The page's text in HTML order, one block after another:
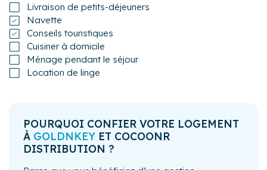
Livraison de petits-déjeuners
Navette
Conseils touristiques
Cuisiner à domicile
Ménage pendant le séjour
Location de linge
POURQUOI CONFIER VOTRE LOGEMENT
À GOLDNKEY ET COCOONR
DISTRIBUTION ?